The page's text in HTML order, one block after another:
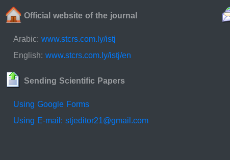
Official website of the journal
Arabic:www.stcrs.com.ly/istj
English:www.stcrs.com.ly/istj/en
Sending Scientific Papers
Using Google Forms
Using E-mail: stjeditor21@gmail.com